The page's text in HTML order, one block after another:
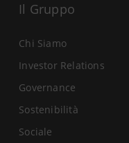
Il Gruppo
Chi Siamo
Investor Relations
Governance
Sostenibilità
Sociale